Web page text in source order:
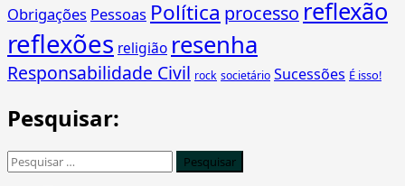
Obrigações Pessoas Política processo reflexão
reflexões religião resenha
Responsabilidade Civil rock societário Sucessões É isso!
Pesquisar:
Pesquisar